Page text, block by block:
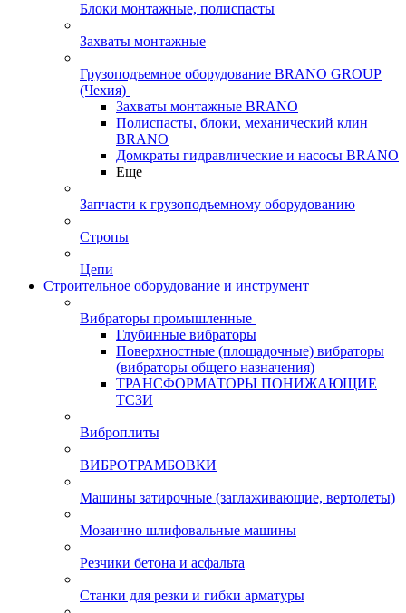
Блоки монтажные, полиспасты
Захваты монтажные
Грузоподъемное оборудование BRANO GROUP
(Чехия)
Захваты монтажные BRANO
Полиспасты, блоки, механический клин
BRANO
Домкраты гидравлические и насосы BRANO
Еще
Запчасти к грузоподъемному оборудованию
Стропы
Цепи
Строительное оборудование и инструмент
Вибраторы промышленные
Глубинные вибраторы
Поверхностные (площадочные) вибраторы
(вибраторы общего назначения)
ТРАНСФОРМАТОРЫ ПОНИЖАЮЩИЕ
ТСЗИ
Виброплиты
ВИБРОТРАМБОВКИ
Машины затирочные (заглаживающие, вертолеты)
Мозаично шлифовальные машины
Резчики бетона и асфальта
Станки для резки и гибки арматуры